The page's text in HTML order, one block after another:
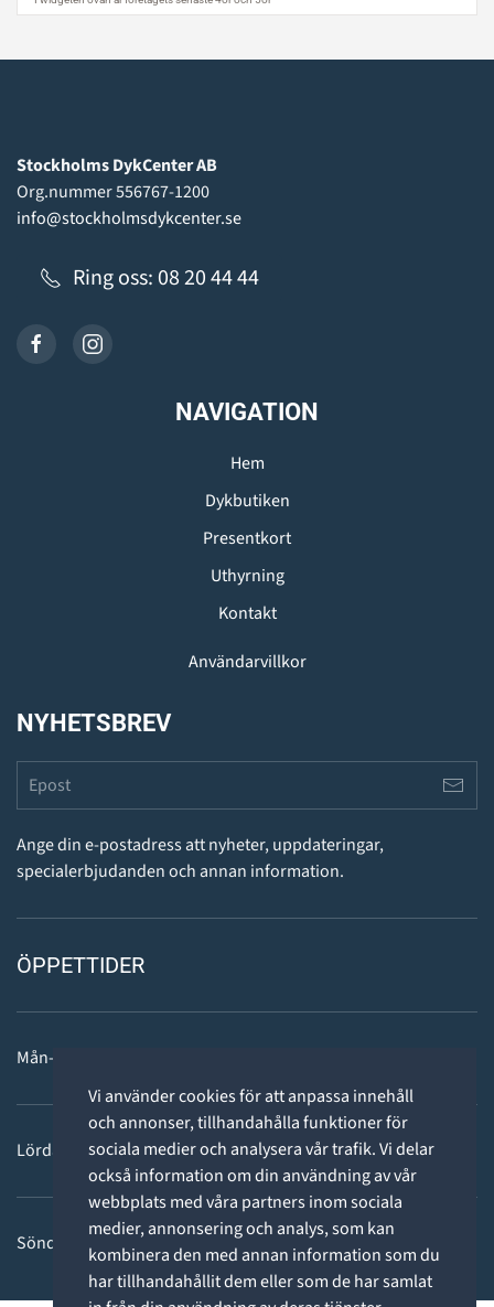
Vi använder cookies för att anpassa innehåll
och annonser, tillhandahålla funktioner för
sociala medier och analysera vår trafik. Vi delar
också information om din användning av vår
webbplats med våra partners inom sociala
medier, annonsering och analys, som kan
kombinera den med annan information som du
har tillhandahållit dem eller som de har samlat
Stockholms DykCenter AB
Org.nummer 556767-1200
info@stockholmsdykcenter.se
Ring oss: 08 20 44 44
NAVIGATION
Hem
Dykbutiken
Presentkort
Uthyrning
Kontakt
Användarvillkor
NYHETSBREV
Ange din e-postadress att nyheter, uppdateringar,
specialerbjudanden och annan information.
ÖPPETTIDER
Mån-fre: 11 - 18
Lördag: 11-15
Söndag: STÄNGT